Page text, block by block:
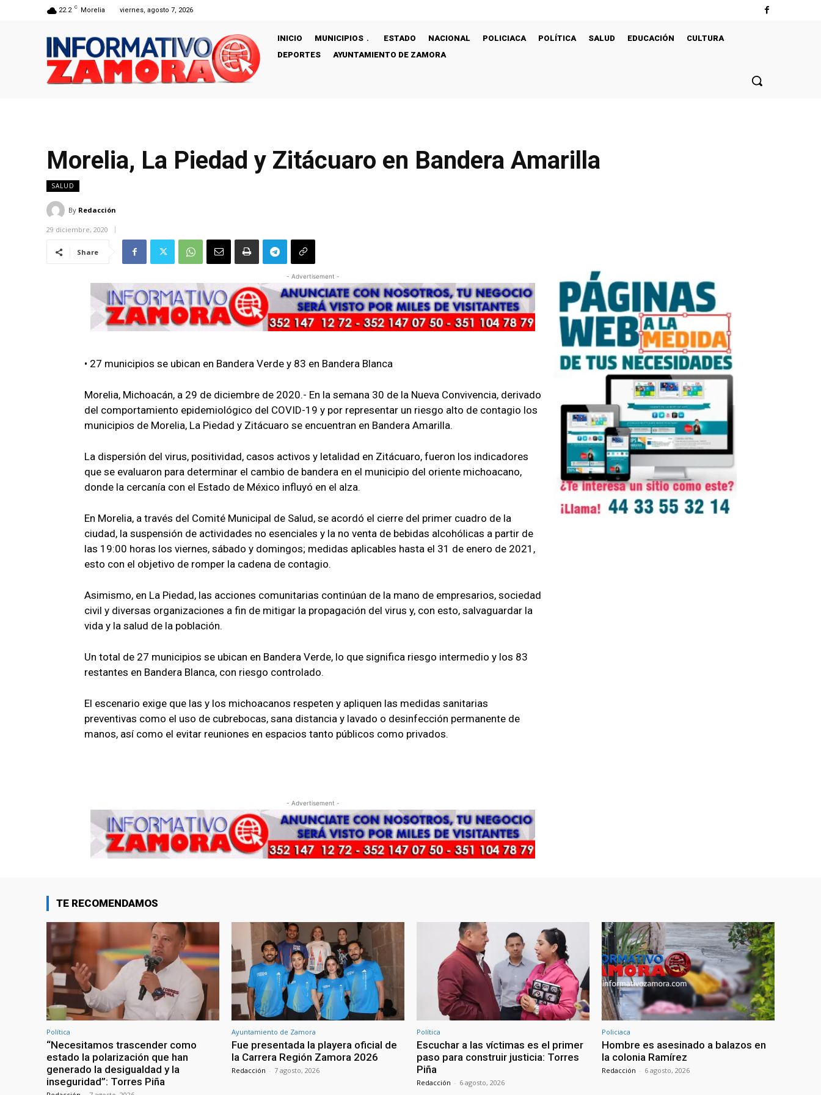
22.2 C Morelia viernes, agosto 7, 2026
INICIO MUNICIPIOS ESTADO NACIONAL POLICIACA POLÍTICA SALUD EDUCACIÓN
CULTURA
DEPORTES
AYUNTAMIENTO DE ZAMORA
Morelia, La Piedad y Zitácuaro en Bandera Amarilla
SALUD
By Redacción
29 diciembre, 2020
Share
- Advertisement -
• 27 municipios se ubican en Bandera Verde y 83 en Bandera Blanca
Morelia, Michoacán, a 29 de diciembre de 2020.- En la semana 30 de la Nueva Convivencia, derivado
del comportamiento epidemiológico del COVID-19 y por representar un riesgo alto de contagio los
municipios de Morelia, La Piedad y Zitácuaro se encuentran en Bandera Amarilla.
La dispersión del virus, positividad, casos activos y letalidad en Zitácuaro, fueron los indicadores
que se evaluaron para determinar el cambio de bandera en el municipio del oriente michoacano,
donde la cercanía con el Estado de México influyó en el alza.
En Morelia, a través del Comité Municipal de Salud, se acordó el cierre del primer cuadro de la
ciudad, la suspensión de actividades no esenciales y la no venta de bebidas alcohólicas a partir de
las 19:00 horas los viernes, sábado y domingos; medidas aplicables hasta el 31 de enero de 2021,
esto con el objetivo de romper la cadena de contagio.
Asimismo, en La Piedad, las acciones comunitarias continúan de la mano de empresarios, sociedad
civil y diversas organizaciones a fin de mitigar la propagación del virus y, con esto, salvaguardar la
vida y la salud de la población.
Un total de 27 municipios se ubican en Bandera Verde, lo que significa riesgo intermedio y los 83
restantes en Bandera Blanca, con riesgo controlado.
El escenario exige que las y los michoacanos respeten y apliquen las medidas sanitarias
preventivas como el uso de cubrebocas, sana distancia y lavado o desinfección permanente de
manos, así como el evitar reuniones en espacios tanto públicos como privados.
- Advertisement -
TE RECOMENDAMOS
Política
“Necesitamos trascender como
estado la polarización que han
generado la desigualdad y la
inseguridad”: Torres Piña
Ayuntamiento de Zamora
Fue presentada la playera oficial de
la Carrera Región Zamora 2026
Redacción - 7 agosto, 2026
Política
Escuchar a las víctimas es el primer
paso para construir justicia: Torres
Piña
Redacción - 6 agosto, 2026
Policiaca
Hombre es asesinado a balazos en
la colonia Ramírez
Redacción - 6 agosto, 2026